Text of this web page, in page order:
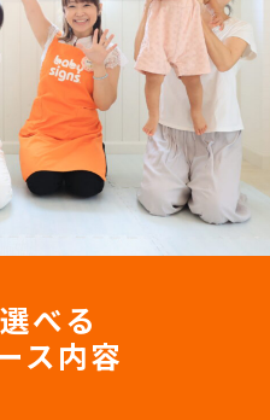
べる
ス内容